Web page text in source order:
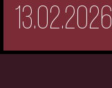
13.02.2026